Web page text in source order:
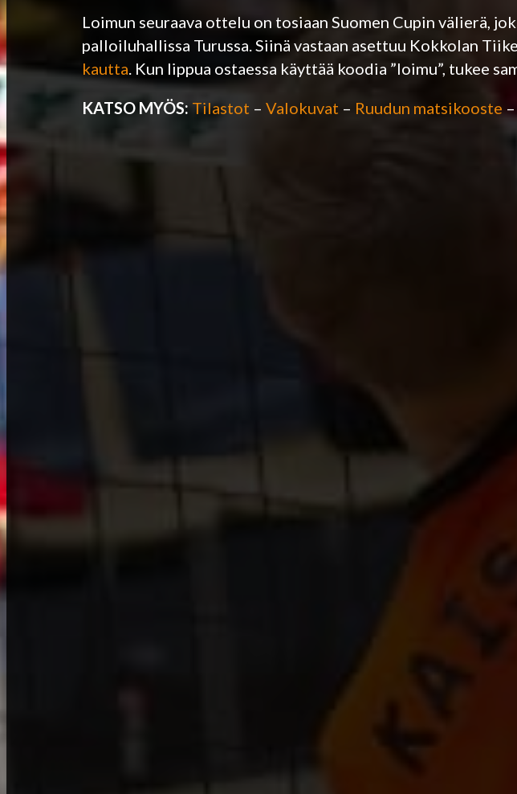
Loimun seuraava ottelu on tosiaan Suomen Cupin välierä,
palloiluhallissa Turussa. Siinä vastaan asettuu Kokkolan
kautta. Kun lippua ostaessa käyttää koodia ”loimu”, tukee
KATSO MYÖS: Tilastot – Valokuvat – Ruudun matsikooste –